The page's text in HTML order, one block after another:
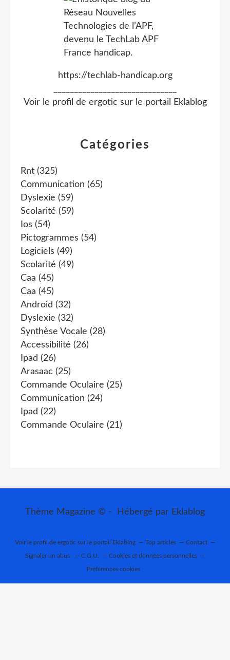
Catégories
Rnt (325)
Communication (65)
Dyslexie (59)
Scolarité (59)
Ios (54)
Pictogrammes (54)
Logiciels (49)
Scolarité (49)
Caa (45)
Caa (45)
Android (32)
Dyslexie (32)
Synthèse Vocale (28)
Accessibilité (26)
Ipad (26)
Arasaac (25)
Commande Oculaire (25)
Communication (24)
Ipad (22)
Commande Oculaire (21)
https://techlab-handicap.org
Voir le profil de ergotic sur le portail Eklablog
Thème Magazine © - Hébergé par Eklablog
Voir le profil de ergotic sur le portail Eklablog Top articles Contact
Signaler un abus C.G.U. Cookies et données personnelles
Préférences cookies